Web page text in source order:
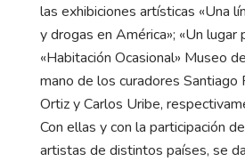
las exhibiciones artísticas «Una
y drogas en América»; «Un lugar
«Habitación Ocasional» Museo
mano de los curadores Santiago
Ortiz y Carlos Uribe,
Con ellas y con la participación
artistas de distintos países, se